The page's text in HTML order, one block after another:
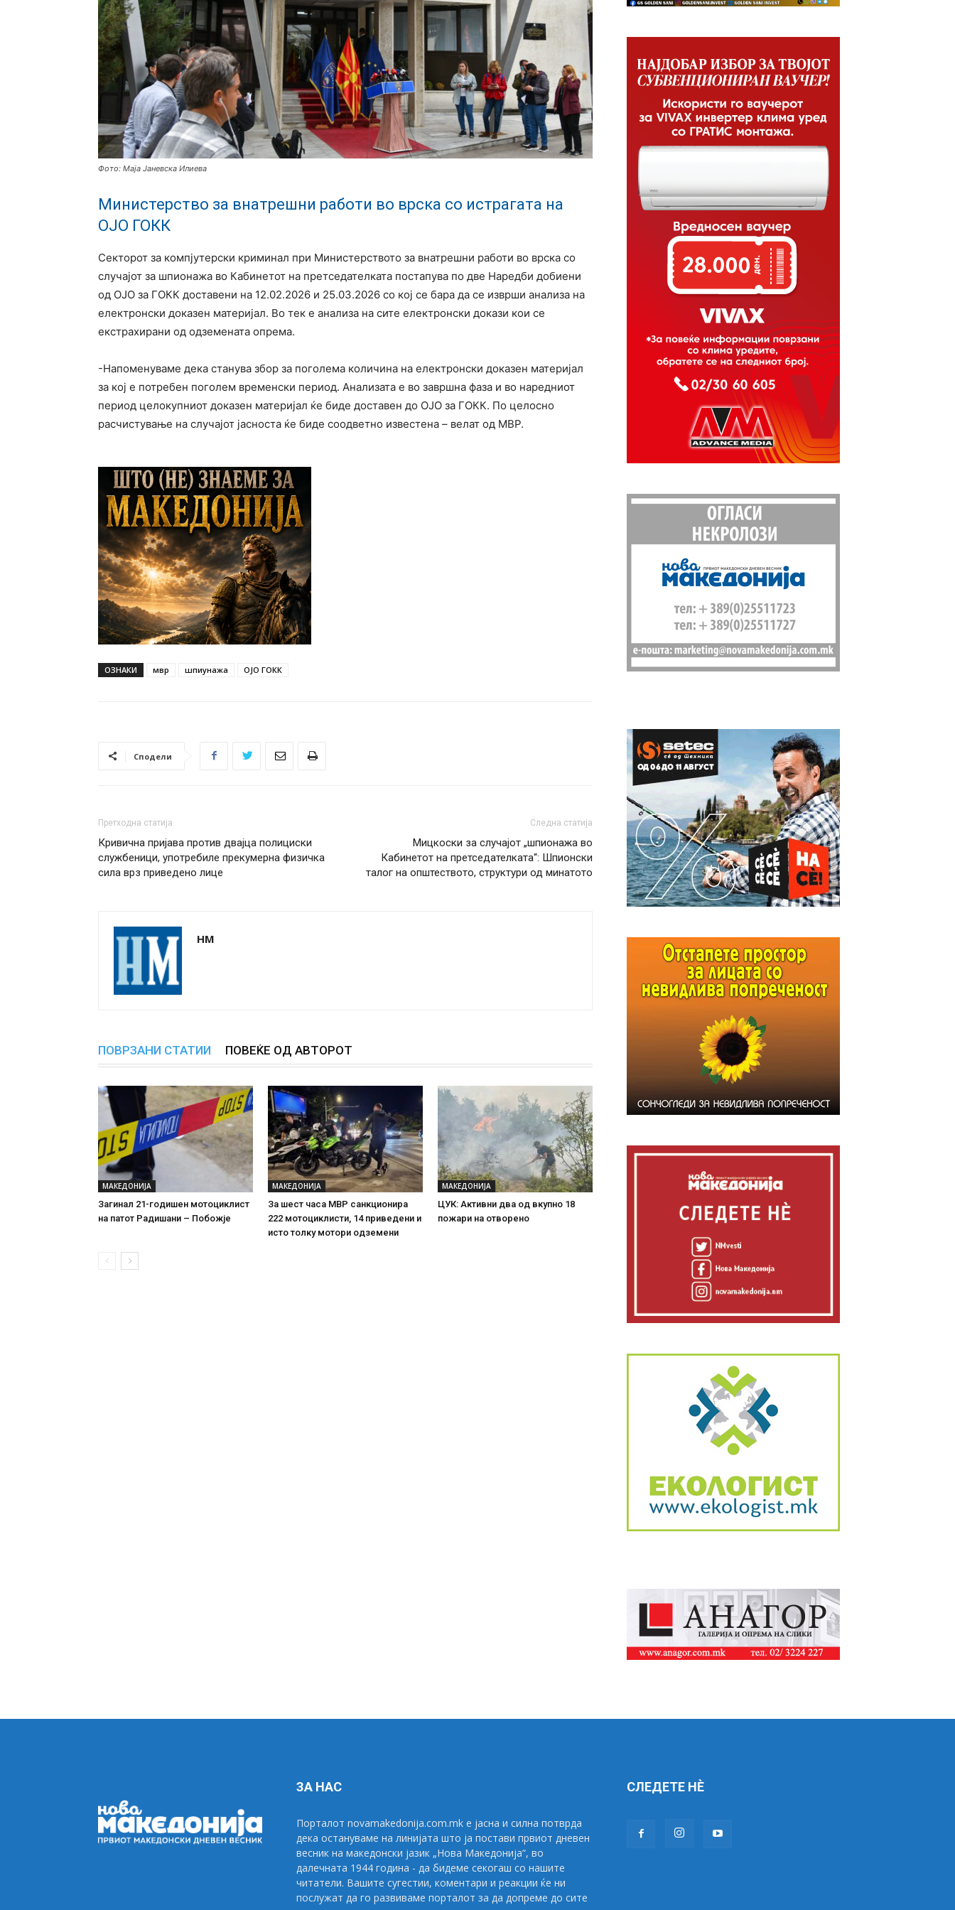
Фото: Маја Јаневска Илиева
Министерство за внатрешни работи во врска со истрагата на
ОЈО ГОКК
Секторот за компјутерски криминал при Министерството за внатрешни работи во врска со
случајот за шпионажа во Кабинетот на претседателката постапува по две Наредби добиени
од ОЈО за ГОКК доставени на 12.02.2026 и 25.03.2026 со кој се бара да се изврши анализа на
електронски доказен материјал. Во тек е анализа на сите електронски докази кои се
екстрахирани од одземената опрема.
-Напоменуваме дека станува збор за поголема количина на електронски доказен материјал
за кој е потребен поголем временски период. Анализата е во завршна фаза и во наредниот
период целокупниот доказен материјал ќе биде доставен до ОЈО за ГОКК. По целосно
расчистување на случајот јасноста ќе биде соодветно известена – велат од МВР.
ОЗНАКИ мвр шпиунажа ОЈО ГОКК
Сподели
Претходна статија
Кривична пријава против двајца полициски
службеници, употребиле прекумерна физичка
сила врз приведено лице
Следна статија
Мицкоски за случајот „шпионажа во
Кабинетот на претседателката“: Шпионски
талог на општеството, структури од минатото
НМ
ПОВРЗАНИ СТАТИИ ПОВЕЌЕ ОД АВТОРОТ
МАКЕДОНИЈА
Загинал 21-годишен мотоциклист
на патот Радишани – Побожје
МАКЕДОНИЈА
За шест часа МВР санкционира
222 мотоциклисти, 14 приведени и
исто толку мотори одземени
МАКЕДОНИЈА
ЦУК: Активни два од вкупно 18
пожари на отворено
ЗА НАС
Порталот novamakedonija.com.mk е јасна и силна потврда
дека остануваме на линијата што ја постави првиот дневен
весник на македонски јазик „Нова Македонија“, во
далечната 1944 година - да бидеме секогаш со нашите
читатели. Вашите сугестии, коментари и реакции ќе ни
послужат да го развиваме порталот за да допреме до сите
СЛЕДЕТЕ НÈ